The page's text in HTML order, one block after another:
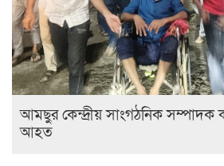
আমছুর কেন্দ্রীয় সাংগঠনিক
আহত